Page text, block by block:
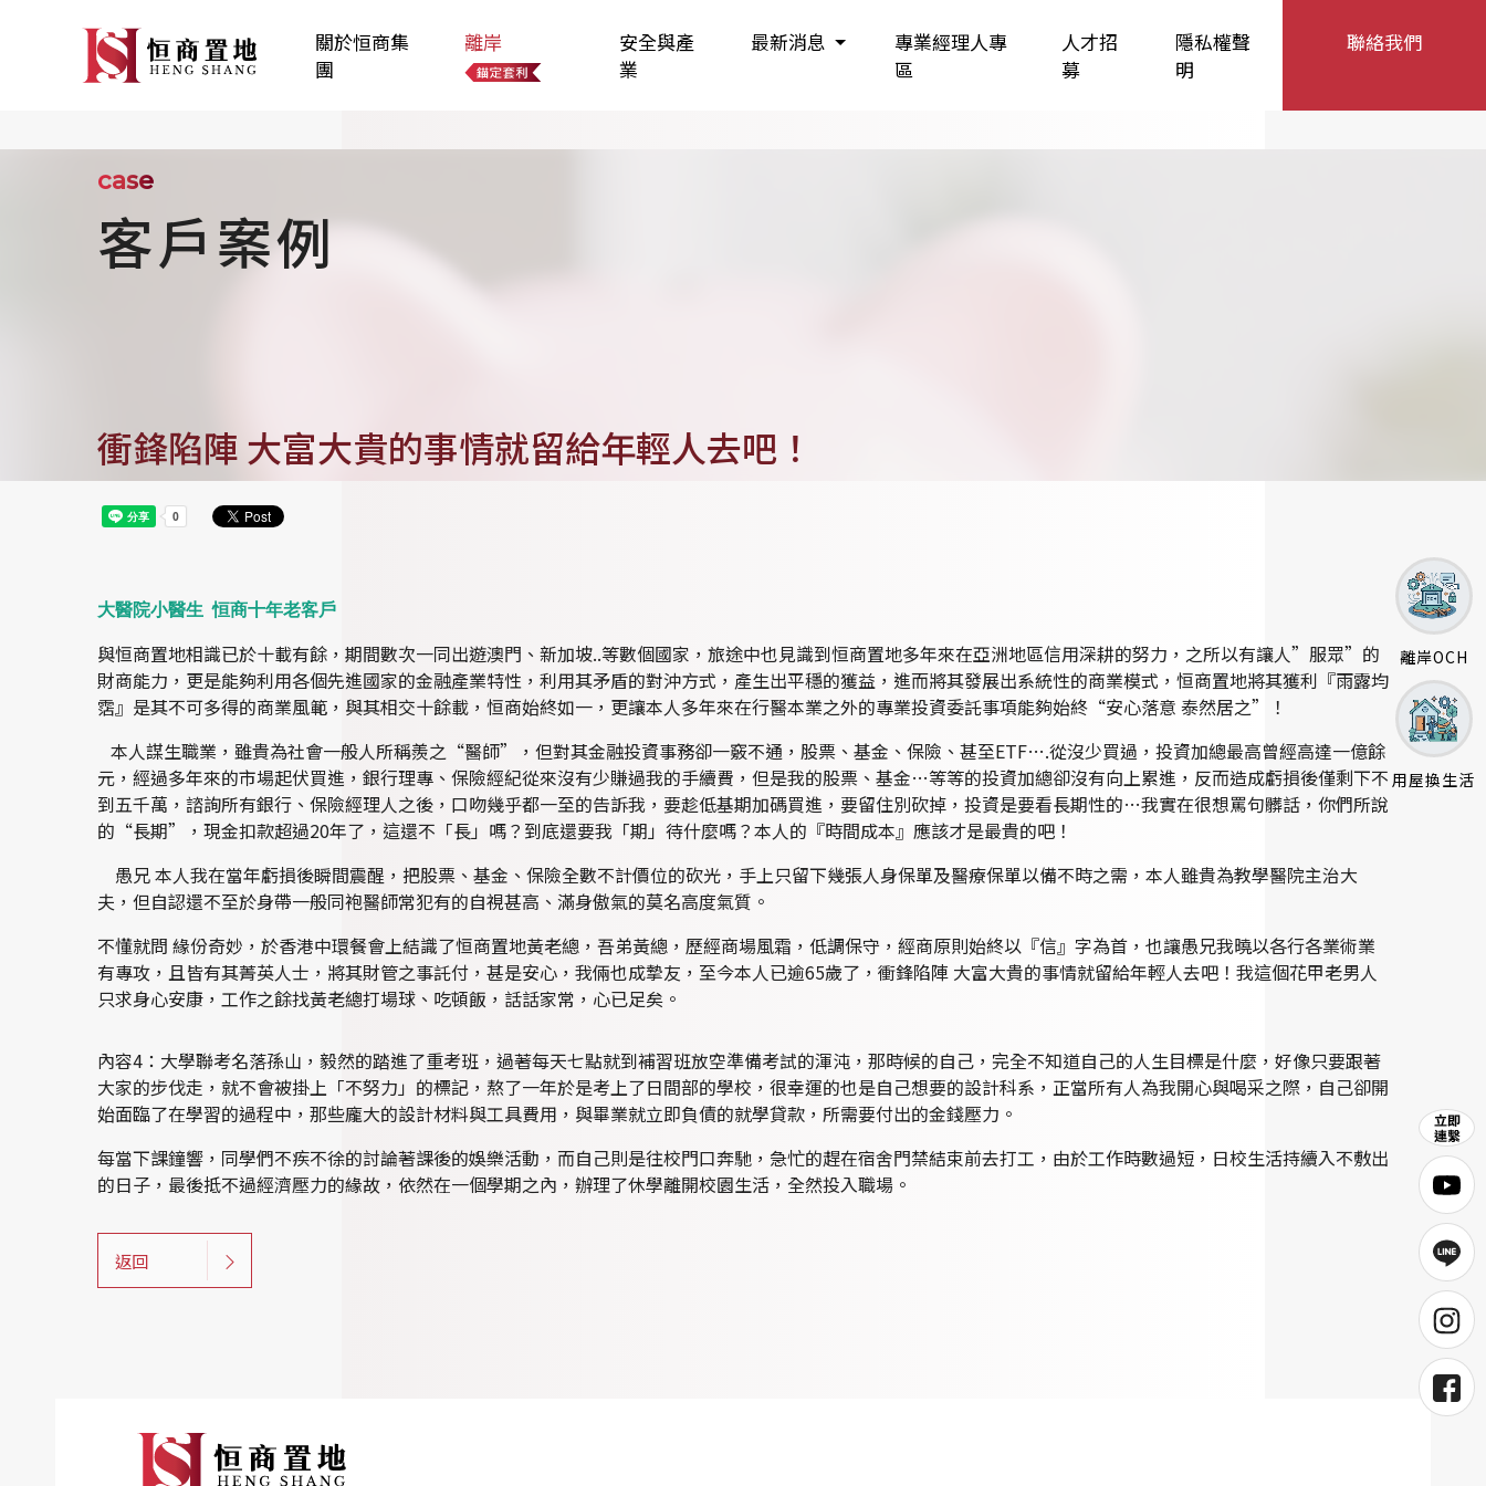
關於恒商集
團
離岸
安全與產
業
最新消息
專業經理人專
區
人才招
募
隱私權聲
明
聯絡我們
case
客戶案例
衝鋒陷陣 大富大貴的事情就留給年輕人去吧！
大醫院小醫生 恒商十年老客戶
與恒商置地相識已於十載有餘，期間數次一同出遊澳門、新加坡..等數個國家，旅途中也見識到恒商置地多年來在亞洲地區信用深耕的努力，之所以有讓人”服眾”的
財商能力，更是能夠利用各個先進國家的金融產業特性，利用其矛盾的對沖方式，產生出平穩的獲益，進而將其發展出系統性的商業模式，恒商置地將其獲利『雨露均
霑』是其不可多得的商業風範，與其相交十餘載，恒商始終如一，更讓本人多年來在行醫本業之外的專業投資委託事項能夠始終“安心落意 泰然居之”！
本人謀生職業，雖貴為社會一般人所稱羨之“醫師”，但對其金融投資事務卻一竅不通，股票、基金、保險、甚至ETF….從沒少買過，投資加總最高曾經高達一億餘
元，經過多年來的市場起伏買進，銀行理專、保險經紀從來沒有少賺過我的手續費，但是我的股票、基金…等等的投資加總卻沒有向上累進，反而造成虧損後僅剩下不
到五千萬，諮詢所有銀行、保險經理人之後，口吻幾乎都一至的告訴我，要趁低基期加碼買進，要留住別砍掉，投資是要看長期性的…我實在很想罵句髒話，你們所說
的“長期”，現金扣款超過20年了，這還不「長」嗎？到底還要我「期」待什麼嗎？本人的『時間成本』應該才是最貴的吧！
愚兄 本人我在當年虧損後瞬間震醒，把股票、基金、保險全數不計價位的砍光，手上只留下幾張人身保單及醫療保單以備不時之需，本人雖貴為教學醫院主治大
夫，但自認還不至於身帶一般同袍醫師常犯有的自視甚高、滿身傲氣的莫名高度氣質。
不懂就問 緣份奇妙，於香港中環餐會上結識了恒商置地黃老總，吾弟黃總，歷經商場風霜，低調保守，經商原則始終以『信』字為首，也讓愚兄我曉以各行各業術業
有專攻，且皆有其菁英人士，將其財管之事託付，甚是安心，我倆也成摯友，至今本人已逾65歲了，衝鋒陷陣 大富大貴的事情就留給年輕人去吧！我這個花甲老男人
只求身心安康，工作之餘找黃老總打場球、吃頓飯，話話家常，心已足矣。
內容4：大學聯考名落孫山，毅然的踏進了重考班，過著每天七點就到補習班放空準備考試的渾沌，那時候的自己，完全不知道自己的人生目標是什麼，好像只要跟著
大家的步伐走，就不會被掛上「不努力」的標記，熬了一年於是考上了日間部的學校，很幸運的也是自己想要的設計科系，正當所有人為我開心與喝采之際，自己卻開
始面臨了在學習的過程中，那些龐大的設計材料與工具費用，與畢業就立即負債的就學貸款，所需要付出的金錢壓力。
每當下課鐘響，同學們不疾不徐的討論著課後的娛樂活動，而自己則是往校門口奔馳，急忙的趕在宿舍門禁結束前去打工，由於工作時數過短，日校生活持續入不敷出
的日子，最後抵不過經濟壓力的緣故，依然在一個學期之內，辦理了休學離開校園生活，全然投入職場。
返回
離岸OCH
用屋換生活